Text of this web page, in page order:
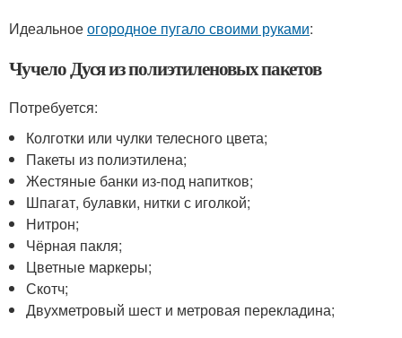
Идеальноеогородное пугало своими руками:
Чучело Дуся из полиэтиленовых пакетов
Потребуется:
Колготки или чулки телесного цвета;
Пакеты из полиэтилена;
Жестяные банки из-под напитков;
Шпагат, булавки, нитки с иголкой;
Нитрон;
Чёрная пакля;
Цветные маркеры;
Скотч;
Двухметровый шест и метровая перекладина;